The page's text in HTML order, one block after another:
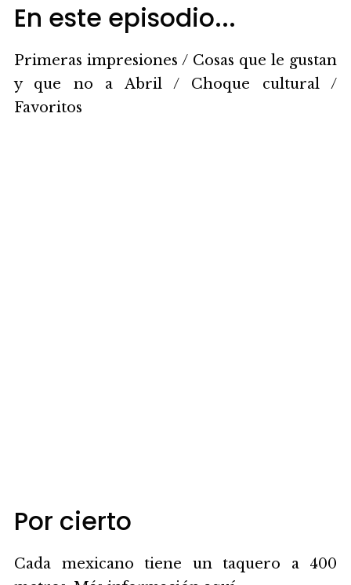
En este episodio...
Primeras impresiones / Cosas que le gustan
y que no a Abril / Choque cultural /
Favoritos
Por cierto
Cada mexicano tiene un taquero a 400